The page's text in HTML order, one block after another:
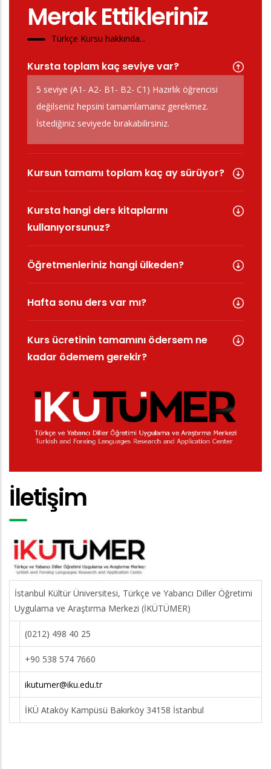
Merak Ettikleriniz
Türkçe Kursu hakkında...
Kursta toplam kaç seviye var?
5 seviye (A1- A2- B1- B2- C1) Hazırlık öğrencisi
değilseniz hepsini tamamlamanız gerekmez.
İstediğiniz seviyede bırakabilirsiniz.
Kursun tamamı toplam kaç ay sürüyor?
Kursta hangi ders kitaplarını
kullanıyorsunuz?
Öğretmenleriniz hangi ülkeden?
Hafta sonu ders var mı?
Kurs ücretinin tamamını ödersem ne
kadar ödemem gerekir?
İletişim
İstanbul Kültür Üniversitesi, Türkçe ve Yabancı Diller Öğretimi
Uygulama ve Araştırma Merkezi (İKÜTÜMER)
(0212) 498 40 25
+90 538 574 7660
ikutumer@iku.edu.tr
İKÜ Ataköy Kampüsü Bakırköy 34158 İstanbul